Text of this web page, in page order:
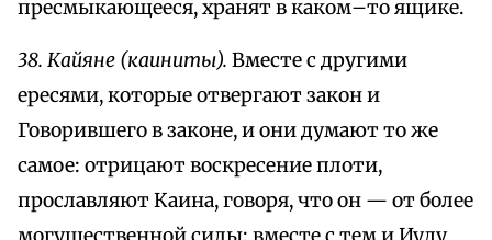
пресмыкающееся, хранят в каком–то ящике.
38. Кайяне (каиниты). Вместе с другими
ересями, которые отвергают закон и
Говорившего в законе, и они думают то же
самое: отрицают воскресение плоти,
прославляют Каина, говоря, что он — от более